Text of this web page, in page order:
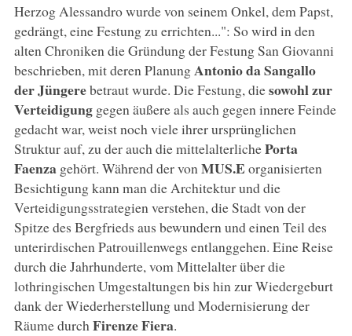
Herzog Alessandro wurde von seinem Onkel, dem Papst,
gedrängt, eine Festung zu errichten...": So wird in den
alten Chroniken die Gründung der Festung San Giovanni
beschrieben, mit deren PlanungAntonio da Sangallo
der Jüngerebetraut wurde. Die Festung, diesowohl zur
Verteidigunggegen äußere als auch gegen innere Feinde
gedacht war, weist noch viele ihrer ursprünglichen
Struktur auf, zu der auch die mittelalterlichePorta
Faenza gehört. Während der von MUS.Eorganisierten
Besichtigung kann man die Architektur und die
Verteidigungsstrategien verstehen, die Stadt von der
Spitze des Bergfrieds aus bewundern und einen Teil des
unterirdischen Patrouillenwegs entlanggehen. Eine Reise
durch die Jahrhunderte, vom Mittelalter über die
lothringischen Umgestaltungen bis hin zur Wiedergeburt
dank der Wiederherstellung und Modernisierung der
Räume durch Firenze Fiera.